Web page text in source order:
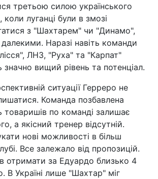
третьою силою українського
луганці були в змозі
з "Шахтарем" чи "Динамо",
Наразі навіть команди
ЛНЗ, "Руха" та "Карпат"
вищий рівень та потенціал.
ситуації Герреро не
Команда позбавлена
товаришів по команді залишає
а якісний тренер відсутній.
нові можливості в більш
Все залежало від пропозицій.
отримати за Едуардо близько 4
В Україні лише "Шахтар" міг